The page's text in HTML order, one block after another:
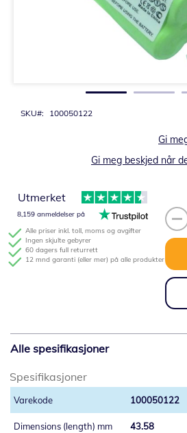
SKU 100050122
Gi
Gi meg beskjed når
Alle priser inkl. toll, moms og avgifter
Ingen skjulte gebyrer
60 dagers full returrett
12 mnd garanti (eller mer) på alle produkter
Utmerket
8,159 anmeldelser på
Alle spesifikasjoner
Spesifikasjoner
100050122
43.58